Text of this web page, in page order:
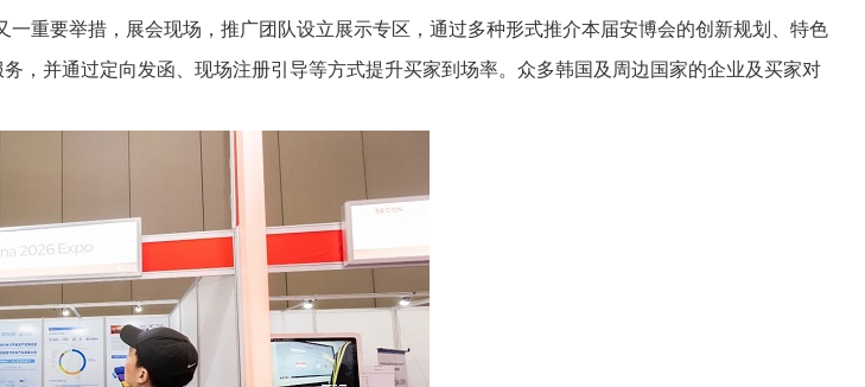
重要举措，展会现场，推广团队设立展示专区，通过多种形式推介本届安博会的创新规划、特色
，并通过定向发函、现场注册引导等方式提升买家到场率。众多韩国及周边国家的企业及买家对